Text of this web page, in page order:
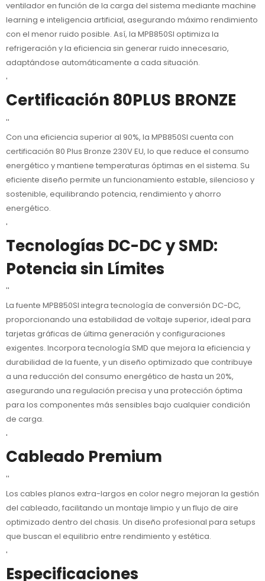
ventilador en función de la carga del sistema mediante machine
learning e inteligencia artificial, asegurando máximo rendimiento
con el menor ruido posible. Así, la MPB850SI optimiza la
refrigeración y la eficiencia sin generar ruido innecesario,
adaptándose automáticamente a cada situación.
'
Certificación 80PLUS BRONZE
''
Con una eficiencia superior al 90%, la MPB850SI cuenta con
certificación 80 Plus Bronze 230V EU, lo que reduce el consumo
energético y mantiene temperaturas óptimas en el sistema. Su
eficiente diseño permite un funcionamiento estable, silencioso y
sostenible, equilibrando potencia, rendimiento y ahorro
energético.
'
Tecnologías DC-DC y SMD:
Potencia sin Límites
''
La fuente MPB850SI integra tecnología de conversión DC-DC,
proporcionando una estabilidad de voltaje superior, ideal para
tarjetas gráficas de última generación y configuraciones
exigentes. Incorpora tecnología SMD que mejora la eficiencia y
durabilidad de la fuente, y un diseño optimizado que contribuye
a una reducción del consumo energético de hasta un 20%,
asegurando una regulación precisa y una protección óptima
para los componentes más sensibles bajo cualquier condición
de carga.
'
Cableado Premium
''
Los cables planos extra-largos en color negro mejoran la gestión
del cableado, facilitando un montaje limpio y un flujo de aire
optimizado dentro del chasis. Un diseño profesional para setups
que buscan el equilibrio entre rendimiento y estética.
'
Especificaciones